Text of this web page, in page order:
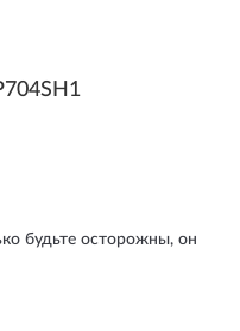
будьте осторожны, он